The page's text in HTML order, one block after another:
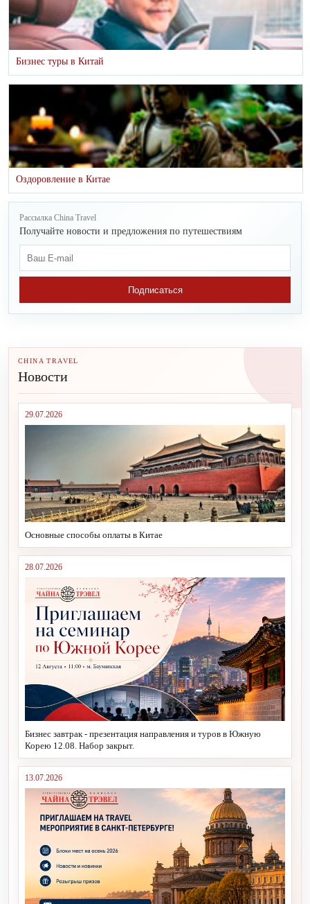
Бизнес туры в Китай
Оздоровление в Китае
Рассылка China Travel
Получайте новости и предложения по путешествиям
Подписаться
CHINA TRAVEL
Новости
29.07.2026
Основные способы оплаты в Китае
28.07.2026
Бизнес завтрак - презентация направления и туров в Южную
Корею 12.08. Набор закрыт.
13.07.2026